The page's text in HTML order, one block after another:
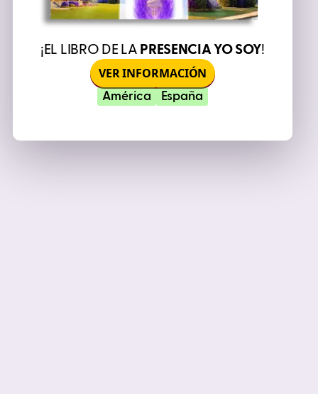
¡EL LIBRO DE LA PRESENCIA YO SOY!
VER INFORMACIÓN
América España